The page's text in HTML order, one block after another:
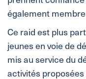
également membre
Ce raid est plus
jeunes en voie de
mis au service du
activités